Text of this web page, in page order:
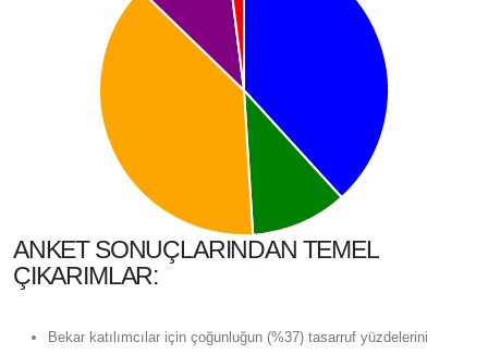
ANKET SONUÇLARINDAN TEMEL
ÇIKARIMLAR:
Bekar katılımcılar için çoğunluğun (%37) tasarruf yüzdelerini